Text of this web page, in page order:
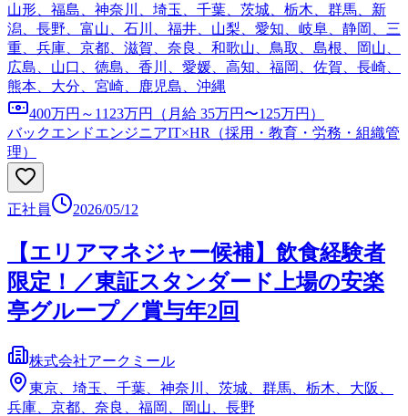
山形、福島、神奈川、埼玉、千葉、茨城、栃木、群馬、新
潟、長野、富山、石川、福井、山梨、愛知、岐阜、静岡、三
重、兵庫、京都、滋賀、奈良、和歌山、鳥取、島根、岡山、
広島、山口、徳島、香川、愛媛、高知、福岡、佐賀、長崎、
熊本、大分、宮崎、鹿児島、沖縄
400万円～1123万円（月給 35万円〜125万円）
バックエンドエンジニアIT×HR（採用・教育・労務・組織管
理）
正社員 2026/05/12
【エリアマネジャー候補】飲食経験者
限定！／東証スタンダード上場の安楽
亭グループ／賞与年2回
株式会社アークミール
東京、埼玉、千葉、神奈川、茨城、群馬、栃木、大阪、
兵庫、京都、奈良、福岡、岡山、長野